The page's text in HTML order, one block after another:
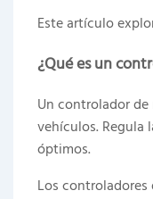
Este artículo
¿Qué es un
Un controlador
vehículos. Regula
óptimos.
Los